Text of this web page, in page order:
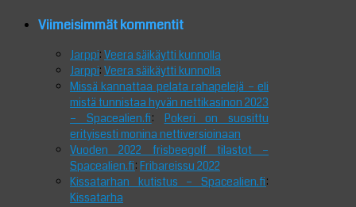
Viimeisimmät kommentit
Jarppi: Veera säikäytti kunnolla
Jarppi: Veera säikäytti kunnolla
Missä kannattaa pelata rahapelejä – eli
mistä tunnistaa hyvän nettikasinon 2023
– Spacealien.fi: Pokeri on suosittu
erityisesti monina nettiversioinaan
Vuoden 2022 frisbeegolf tilastot –
Spacealien.fi: Fribareissu 2022
Kissatarhan kutistus – Spacealien.fi:
Kissatarha